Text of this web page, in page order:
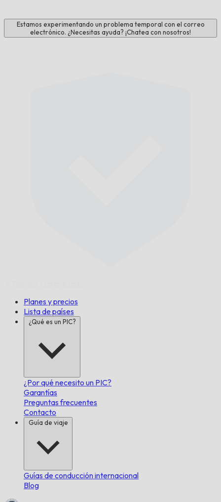
Estamos experimentando un problema temporal con el correo
electrónico. ¿Necesitas ayuda? ¡Chatea con nosotros!
Planes y precios
Lista de países
¿Qué es un PIC?
¿Por qué necesito un PIC?
Garantías
Preguntas frecuentes
Contacto
Guía de viaje
Guías de conducción internacional
Blog